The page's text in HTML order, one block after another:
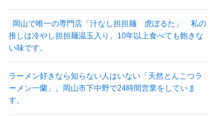
岡山で唯一の専門店「汁なし担担麺 虎ぼるた」 私の
推しは冷やし担担麺温玉入り。10年以上食べても飽きな
い味です。
ラーメン好きなら知らない人はいない「天然とんこつラ
ーメン一蘭」。岡山市下中野で24時間営業をしていま
す。